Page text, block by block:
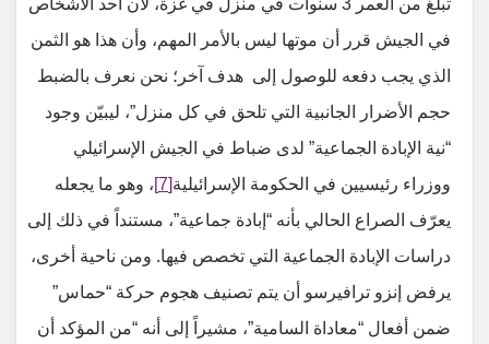
في الجيش قرر أن موتها ليس بالأمر المهم، وأن هذا هو الثمن
الذي يجب دفعه للوصول إلى هدف آخر؛ نحن نعرف بالضبط
حجم الأضرار الجانبية التي تلحق في كل منزل”، ليبيّن وجود
“نية الإبادة الجماعية” لدى ضباط في الجيش الإسرائيلي
ووزراء رئيسيين في الحكومة الإسرائيلية[7]
، وهو ما يجعله
يعرّف الصراع الحالي بأنه “إبادة جماعية”، مستنداً في ذلك إلى
دراسات الإبادة الجماعية التي تخصص فيها. ومن ناحية أخرى،
يرفض إنزو ترافيرسو أن يتم تصنيف هجوم حركة “حماس”
ضمن أفعال “معاداة السامية”، مشيراً إلى أنه “من المؤكد أن